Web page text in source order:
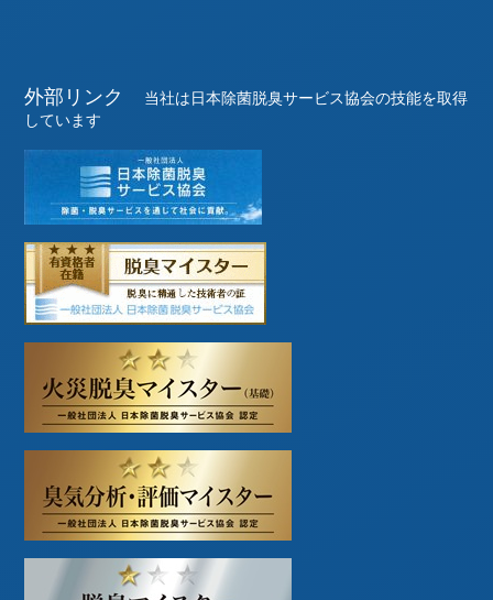
外部リンク
当社は日本除菌脱臭サービス協会の技能を取得
しています